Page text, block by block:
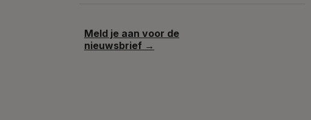
Meld je aan voor de
nieuwsbrief →